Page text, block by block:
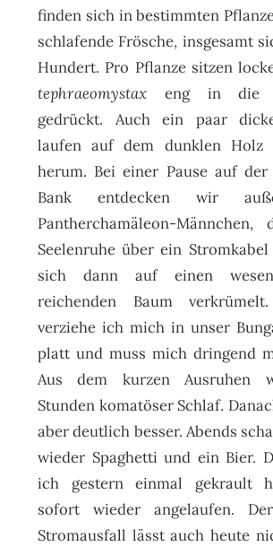
finden sich in bestimmten
schlafende Frösche, insgesamt
Hundert. Pro Pflanze sitzen
tephraeomystax eng in die
gedrückt. Auch ein paar
laufen auf dem dunklen Holz
herum. Bei einer Pause auf der
Bank entdecken wir
Pantherchamäleon-
Seelenruhe über ein
sich dann auf einen
reichenden Baum
verziehe ich mich in unser
platt und muss mich dringend
Aus dem kurzen Ausruhen
Stunden komatöser Schlaf.
aber deutlich besser. Abends
wieder Spaghetti und ein Bier.
ich gestern einmal gekrault
sofort wieder angelaufen.
Stromausfall lässt auch heute